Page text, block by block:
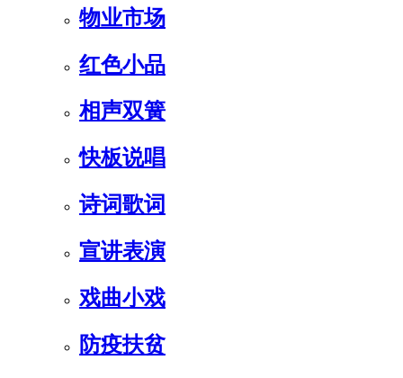
物业市场
红色小品
相声双簧
快板说唱
诗词歌词
宣讲表演
戏曲小戏
防疫扶贫